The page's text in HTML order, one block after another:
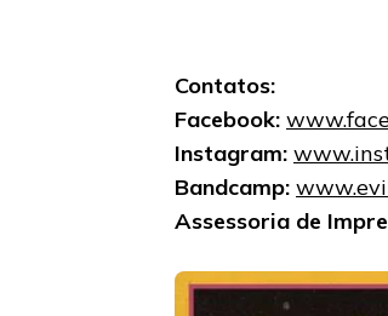
Contatos:
Facebook:
Instagram:
Bandcamp:
Assessoria de